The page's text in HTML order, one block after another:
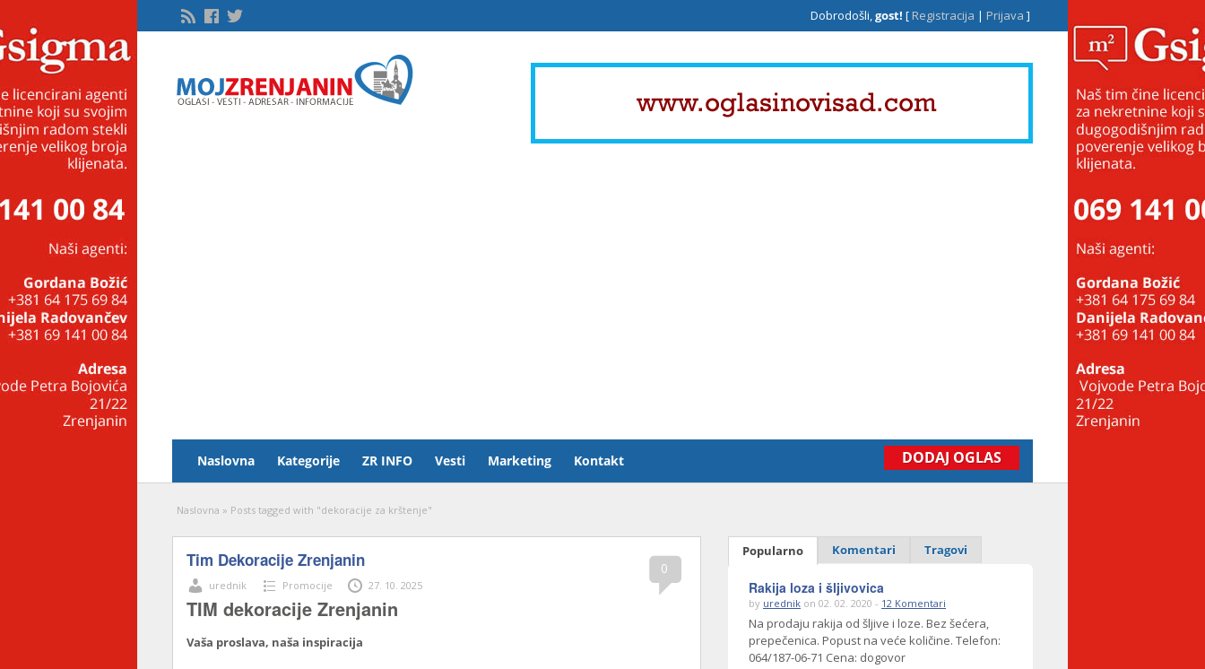
Dobrodošli,gost! [Registracija | Prijava ]
Naslovna Kategorije ZR INFO Vesti Marketing Kontakt DODAJ OGLAS
Naslovna » Posts tagged with "dekoracije za krštenje"
0
Tim Dekoracije Zrenjanin
urednik Promocije 27. 10. 2025
TIM dekoracije Zrenjanin
Vaša proslava, naša inspiracija
Popularno Komentari Tragovi
Rakija loza i šljivovica
by urednik on 02. 02. 2020 - 12 Komentari
Na prodaju rakija od šljive i loze. Bez šećera,
prepečenica. Popust na veće količine. Telefon:
064/187-06-71 Cena: dogovor